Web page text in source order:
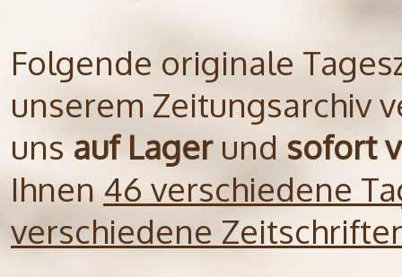
Folgende originale
unserem Zeitungsarchiv
uns auf Lagerund sofort
Ihnen 46 verschiedene
verschiedene